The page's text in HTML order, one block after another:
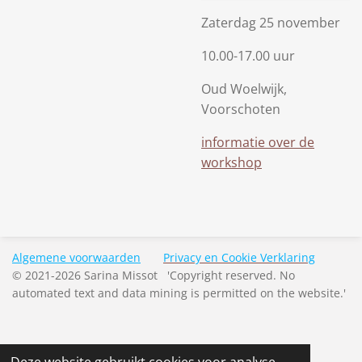
Zaterdag 25 november
10.00-17.00 uur
Oud Woelwijk,
Voorschoten
informatie over de
workshop
Algemene voorwaarden
Privacy en Cookie Verklaring
© 2021-2026 Sarina Missot 'Copyright reserved. No
automated text and data mining is permitted on the website.'